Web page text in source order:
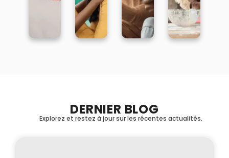
DERNIER BLOG
Explorez et restez à jour sur les récentes actualités.